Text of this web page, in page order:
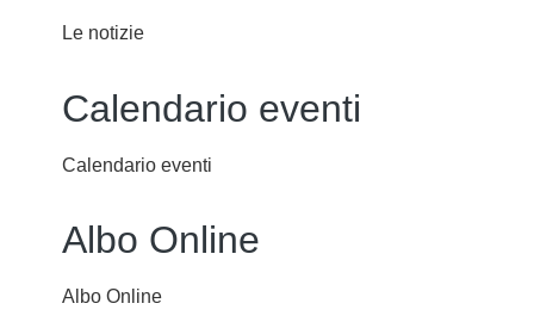
Le notizie
Calendario eventi
Calendario eventi
Albo Online
Albo Online